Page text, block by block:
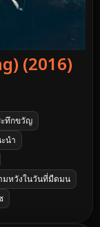
(2016)
ะทึกขวัญ
นำ
มหวังในวันที่มืดมน